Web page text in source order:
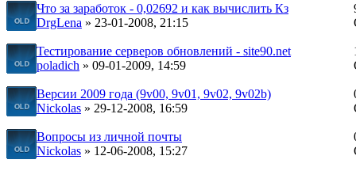
Что за заработок - 0,02692 и как вычислить Кз
DrgLena » 23-01-2008, 21:15
Тестирование серверов обновлений - site90.net
poladich » 09-01-2009, 14:59
Версии 2009 года (9v00, 9v01, 9v02, 9v02b)
Nickolas » 29-12-2008, 16:59
Вопросы из личной почты
Nickolas » 12-06-2008, 15:27